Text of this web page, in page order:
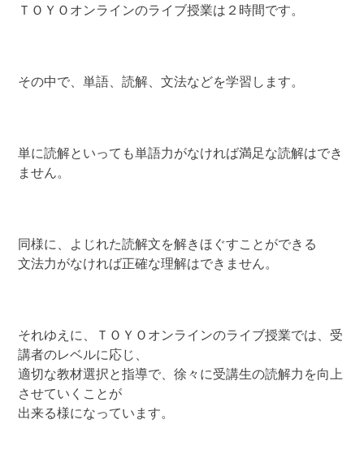
ＴＯＹＯオンラインのライブ授業は２時間です。
その中で、単語、読解、文法などを学習します。
単に読解といっても単語力がなければ満足な読解はでき
ません。
同様に、よじれた読解文を解きほぐすことができる
文法力がなければ正確な理解はできません。
それゆえに、ＴＯＹＯオンラインのライブ授業では、受
講者のレベルに応じ、
適切な教材選択と指導で、徐々に受講生の読解力を向上
させていくことが
出来る様になっています。